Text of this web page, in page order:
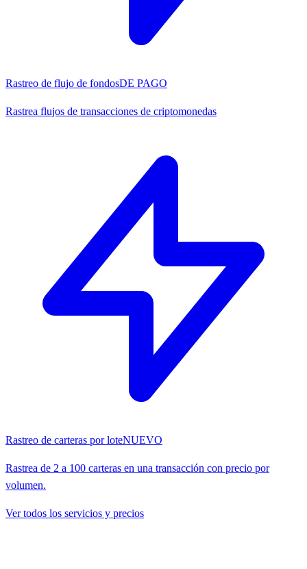
Rastreo de flujo de fondosDE PAGO
Rastrea flujos de transacciones de criptomonedas
Rastreo de carteras por loteNUEVO
Rastrea de 2 a 100 carteras en una transacción con precio por
volumen.
Ver todos los servicios y precios